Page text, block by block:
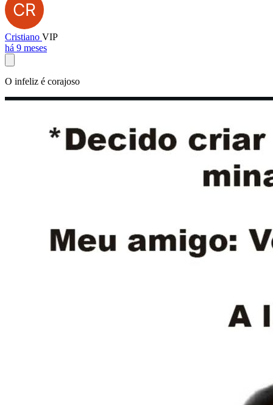
Cristiano VIP
há 9 meses
O infeliz é corajoso